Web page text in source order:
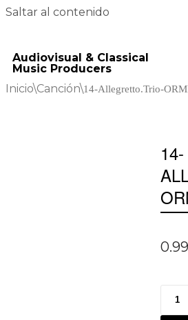
Saltar al contenido
Audiovisual & Classical
Music Producers
Inicio\Canción\14-Allegretto.Trio-
14-
0.99